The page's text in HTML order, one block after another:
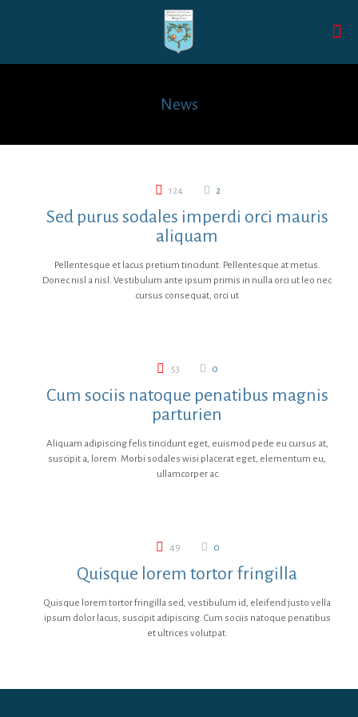
News
124 2
Sed purus sodales imperdi orci mauris
aliquam
Pellentesque et lacus pretium tincidunt. Pellentesque at metus.
Donec nisl a nisl. Vestibulum ante ipsum primis in nulla orci ut leo nec
cursus consequat, orci ut
53 0
Cum sociis natoque penatibus magnis
parturien
Aliquam adipiscing felis tincidunt eget, euismod pede eu cursus at,
suscipit a, lorem. Morbi sodales wisi placerat eget, elementum eu,
ullamcorper ac
49 0
Quisque lorem tortor fringilla
Quisque lorem tortor fringilla sed, vestibulum id, eleifend justo vella
ipsum dolor lacus, suscipit adipiscing. Cum sociis natoque penatibus
et ultrices volutpat.